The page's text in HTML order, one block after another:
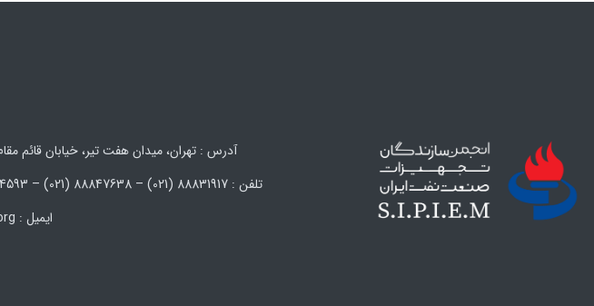
آدرس : تهران، میدان هفت تیر، خیابان قائم مقام فراهانی،
تلفن : 88831917 (021) – 88847638 (021) – 88324593 (021) – 88324594 (021) فکس : 88838608 (021)
ایمیل : info@sipiem.org